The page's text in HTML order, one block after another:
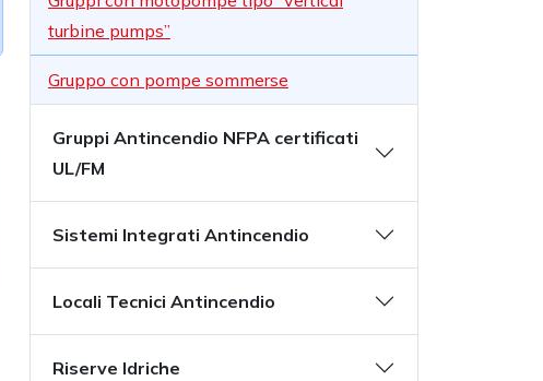
turbine pumps”
Gruppo con pompe sommerse
Gruppi Antincendio NFPA certificati
UL/FM
Sistemi Integrati Antincendio
Locali Tecnici Antincendio
Riserve Idriche